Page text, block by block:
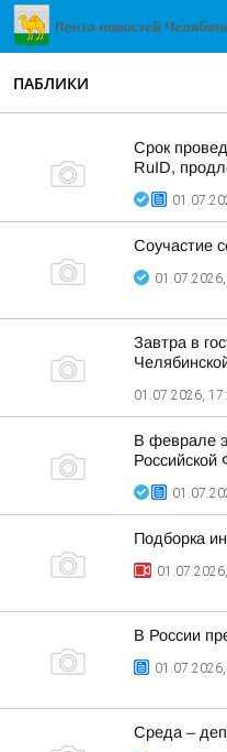
ПАБЛИКИ
Срок
RuID,
Соучастие
Завтра в
01.07.2026,
В феврале
Подборка
В России
Среда –